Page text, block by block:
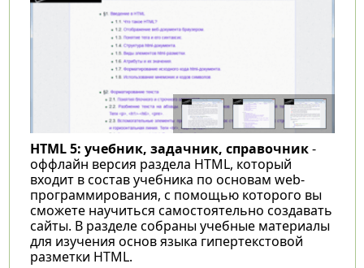
HTML 5: учебник, задачник, справочник-
оффлайн версия раздела HTML, который
входит в состав учебника по основам web-
программирования, с помощью которого вы
сможете научиться самостоятельно создавать
сайты. В разделе собраны учебные материалы
для изучения основ языка гипертекстовой
разметки HTML.